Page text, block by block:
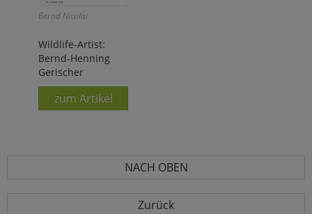
Bernd Nicolai
Wildlife-Artist:
Bernd-Henning
Gerischer
zum Artikel
NACH OBEN
Zurück